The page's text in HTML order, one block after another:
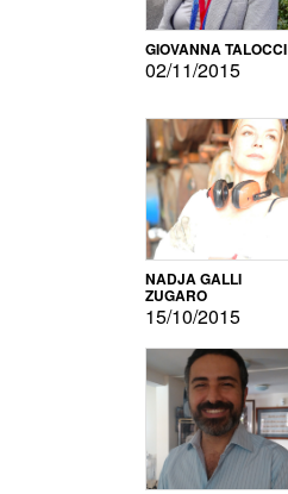
GIOVANNA TALOCCI
02/11/2015
NADJA GALLI
ZUGARO
15/10/2015